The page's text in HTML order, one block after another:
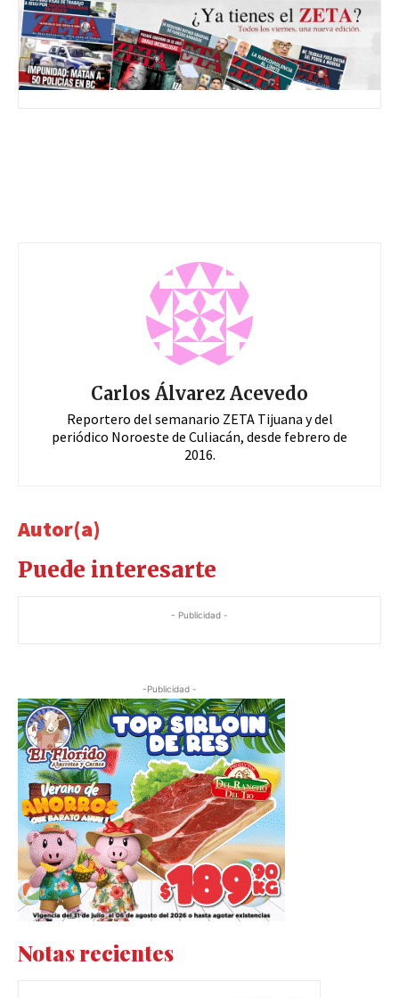
Carlos Álvarez Acevedo
Reportero del semanario ZETA Tijuana y del
periódico Noroeste de Culiacán, desde febrero de
2016.
Autor(a)
Puede interesarte
- Publicidad -
-Publicidad -
Notas recientes